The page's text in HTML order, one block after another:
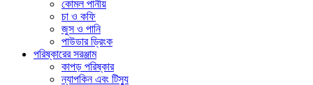
কোমল পানীয়
চা ও কফি
জুস ও পানি
পাউডার ড্রিংক
পরিষ্কারের সরঞ্জাম
কাপড় পরিষ্কার
ন্যাপকিন এবং টিস্যু